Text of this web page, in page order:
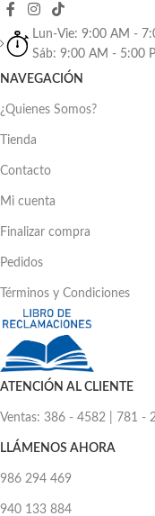
Lun-Vie: 9:00 AM -
Sáb: 9:00 AM - 5:00
NAVEGACIÓN
¿Quienes Somos?
Tienda
Contacto
Mi cuenta
Finalizar compra
Pedidos
Términos y Condiciones
ATENCIÓN AL CLIENTE
Ventas: 386 - 4582 | 781 -
LLÁMENOS AHORA
986 294 469
940 133 884